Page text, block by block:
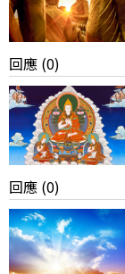
回應 (0)
回應 (0)